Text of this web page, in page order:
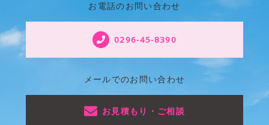
お電話のお問い合わせ
0296-45-8390
メールでのお問い合わせ
お見積もり・ご相談